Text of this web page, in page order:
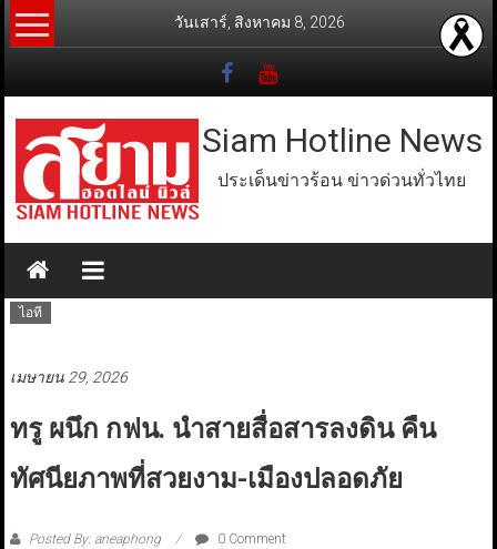
Skip
to
วันเสาร์, สิงหาคม 8, 2026
Siam Hotline News
ประเด็นข่าวร้อน ข่าวด่วนทั่วไทย
ไอที
เมษายน 29, 2026
ทรู ผนึก กฟน. นำสายสื่อสารลงดิน คืน
ทัศนียภาพที่สวยงาม-เมืองปลอดภัย
Posted By: aneaphong 0 Comment